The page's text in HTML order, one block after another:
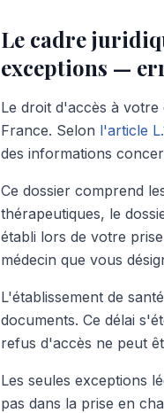
Le cadre
exceptions —
Le droit d'accès à
France. Selon l'article
des informations
Ce dossier comprend
thérapeutiques, le
établi lors de votre
médecin que vous
L'établissement de
documents. Ce délai
refus d'accès ne peut
Les seules exceptions
pas dans la prise en